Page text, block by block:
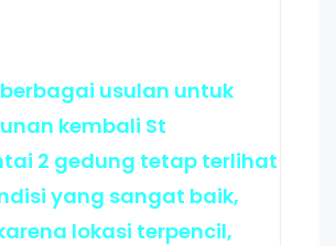
usulan untuk
kembali St
2 gedung tetap terlihat
yang sangat baik,
lokasi terpencil,